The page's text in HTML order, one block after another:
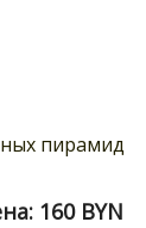
пирамид
160 BYN